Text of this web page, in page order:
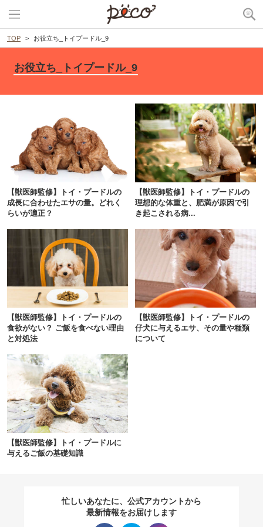
TOP お役立ち_トイプードル_9
お役立ち_トイプードル_9
【獣医師監修】トイ・プードルの
成長に合わせたエサの量。どれく
らいが適正？
【獣医師監修】トイ・プードルの
理想的な体重と、肥満が原因で引
き起こされる病...
【獣医師監修】トイ・プードルの
食欲がない？ ご飯を食べない理由
と対処法
【獣医師監修】トイ・プードルの
仔犬に与えるエサ、その量や種類
について
【獣医師監修】トイ・プードルに
与えるご飯の基礎知識
忙しいあなたに、公式アカウントから
最新情報をお届けします
閉じる
pecodogs
いぬ部をフォロー
アプリをダウンロードする